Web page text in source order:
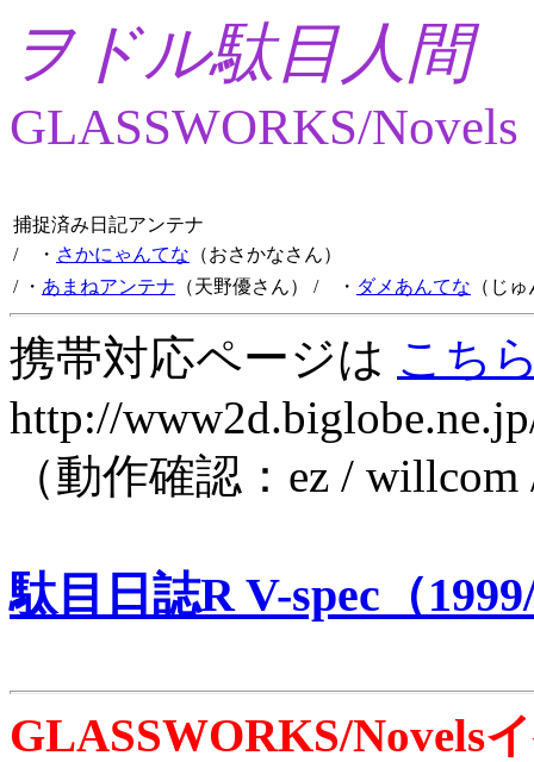
ヲドル駄目人間
GLASSWORKS/Novels
捕捉済み日記アンテナ
/ ・ さかにゃんてな （おさかなさん）
/ ・ あまねアンテナ （天野優さん） / ・ ダメあんてな （じ
携帯対応ページは こち
http://
（動作確認：ez /
駄目日誌R V-spec（
GLASSWORKS/Novels